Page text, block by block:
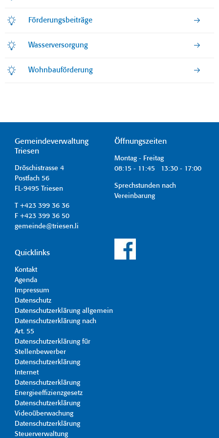
Förderungsbeiträge
Wasserversorgung
Wohnbauförderung
Gemeindeverwaltung
Triesen
Dröschistrasse 4
Postfach 56
FL-9495 Triesen
T +423 399 36 36
F +423 399 36 50
gemeinde@triesen.li
Öffnungszeiten
Montag - Freitag
08:15 - 11:45 13:30 - 17:00
Sprechstunden nach
Vereinbarung
Quicklinks
Kontakt
Agenda
Impressum
Datenschutz
Datenschutzerklärung allgemein
Datenschutzerklärung nach
Art. 55
Datenschutzerklärung für
Stellenbewerber
Datenschutzerklärung
Internet
Datenschutzerklärung
Energieeffizienzgesetz
Datenschutzerklärung
Videoüberwachung
Datenschutzerklärung
Steuerverwaltung